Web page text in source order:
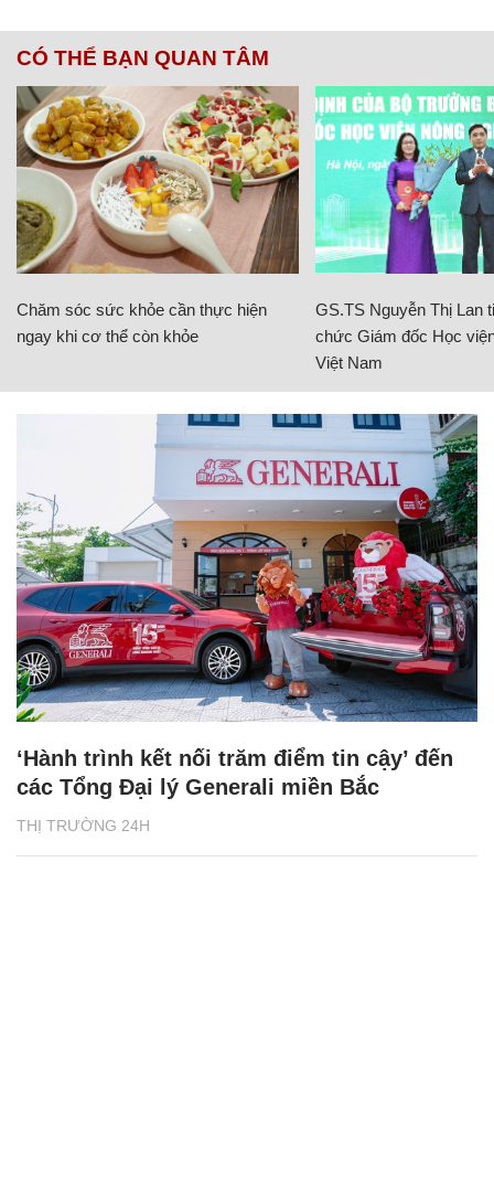
CÓ THỂ BẠN QUAN TÂM
Chăm sóc sức khỏe cần thực hiện
ngay khi cơ thể còn khỏe
GS.TS Nguyễn Thị Lan
chức Giám đốc Học
Việt Nam
THỊ TRƯỜNG 24H
‘Hành trình kết nối trăm điểm tin cậy’ đến
các Tổng Đại lý Generali miền Bắc